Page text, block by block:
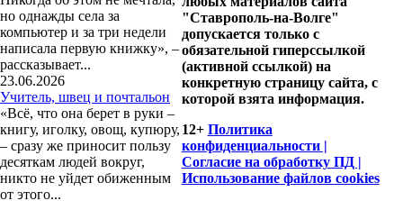
но однажды села за
компьютер и за три недели
написала первую книжку», –
рассказывает...
23.06.2026
Учитель, швец и почтальон
«Всё, что она берет в руки –
книгу, иголку, овощ, купюру,
– сразу же приносит пользу
десяткам людей вокруг,
никто не уйдет обиженным
от этого...
"Ставрополь-на-Волге"
допускается только с
обязательной гиперссылкой
(активной ссылкой) на
конкретную страницу сайта, с
которой взята информация.
12+ Политика
конфиденциальности |
Согласие на обработку ПД |
Использование файлов cookies